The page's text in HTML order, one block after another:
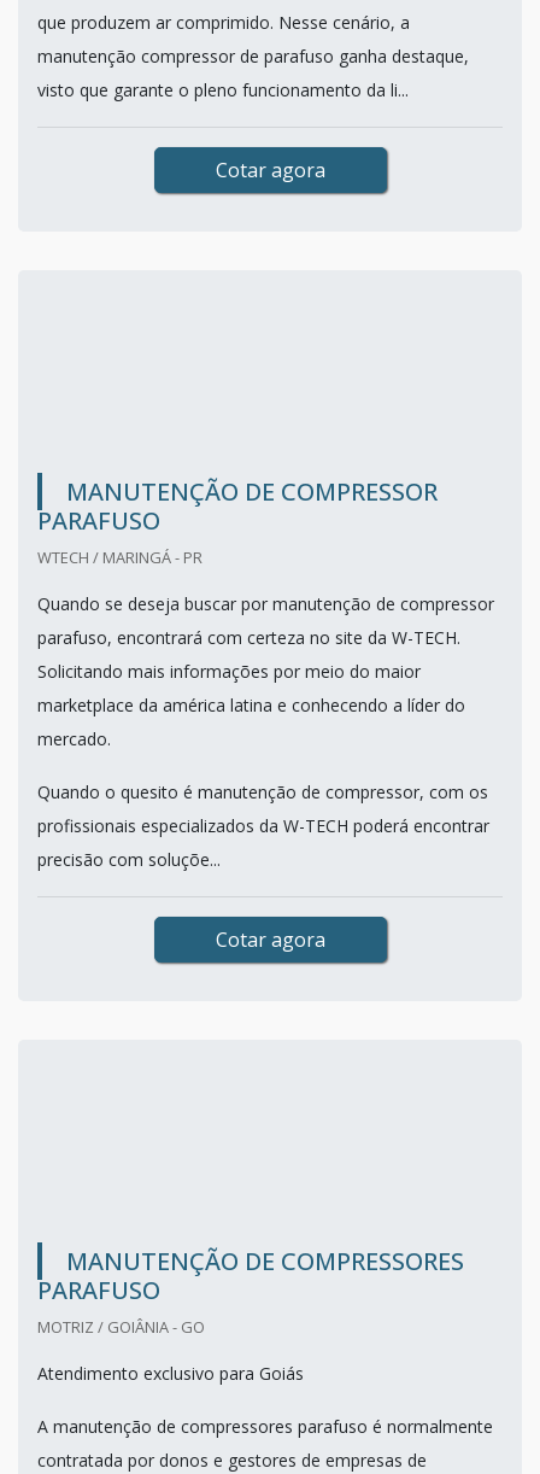
que produzem ar comprimido. Nesse cenário, a
manutenção compressor de parafuso ganha destaque,
visto que garante o pleno funcionamento da li...
Cotar agora
MANUTENÇÃO DE COMPRESSOR
PARAFUSO
WTECH / MARINGÁ - PR
Quando se deseja buscar por manutenção de compressor
parafuso, encontrará com certeza no site da W-TECH.
Solicitando mais informações por meio do maior
marketplace da américa latina e conhecendo a líder do
mercado.
Quando o quesito é manutenção de compressor, com os
profissionais especializados da W-TECH poderá encontrar
precisão com soluçõe...
Cotar agora
MANUTENÇÃO DE COMPRESSORES
PARAFUSO
MOTRIZ / GOIÂNIA - GO
Atendimento exclusivo para Goiás
A manutenção de compressores parafuso é normalmente
contratada por donos e gestores de empresas de